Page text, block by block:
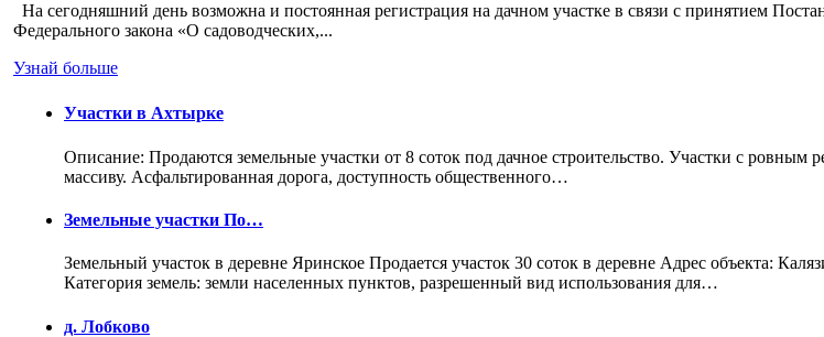
На сегодняшний день возможна и постоянная регистрация на дачном участке в связи с принятием
Федерального закона «О садоводческих,...
Узнай больше
Участки в Ахтырке
Описание: Продаются земельные участки от 8 соток под дачное строительство. Участки с
массиву. Асфальтированная дорога, доступность общественного…
Земельные участки По…
Земельный участок в деревне Яринское Продается участок 30 соток в деревне Адрес объекта:
Категория земель: земли населенных пунктов, разрешенный вид использования для…
д. Лобково